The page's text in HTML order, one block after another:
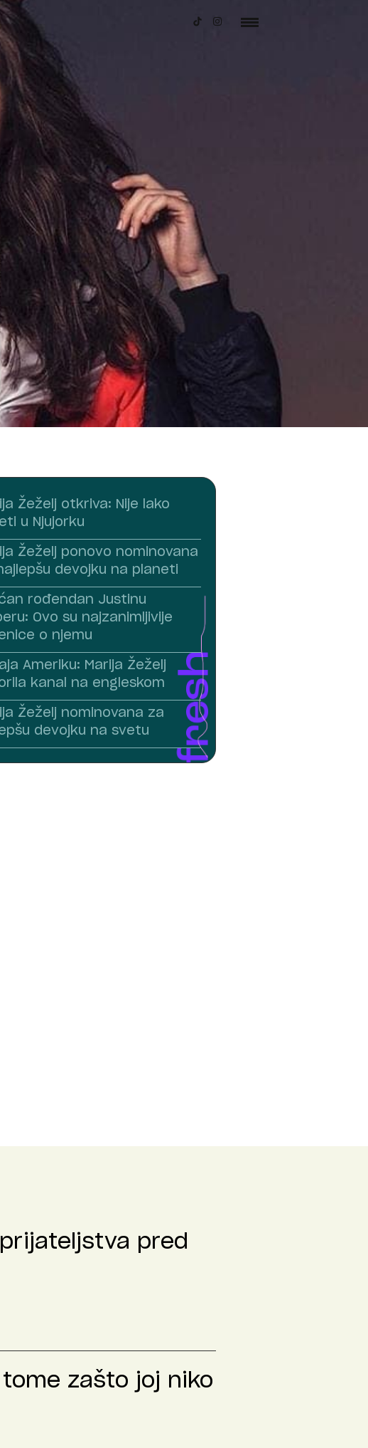
Žeželj otkriva: Nije lako
u Njujorku
Žeželj ponovo nominovana
devojku na planeti
rođendan Justinu
Ovo su najzanimljivije
o njemu
Ameriku: Marija Žeželj
kanal na engleskom
Žeželj nominovana za
devojku na svetu
pred
zašto joj niko